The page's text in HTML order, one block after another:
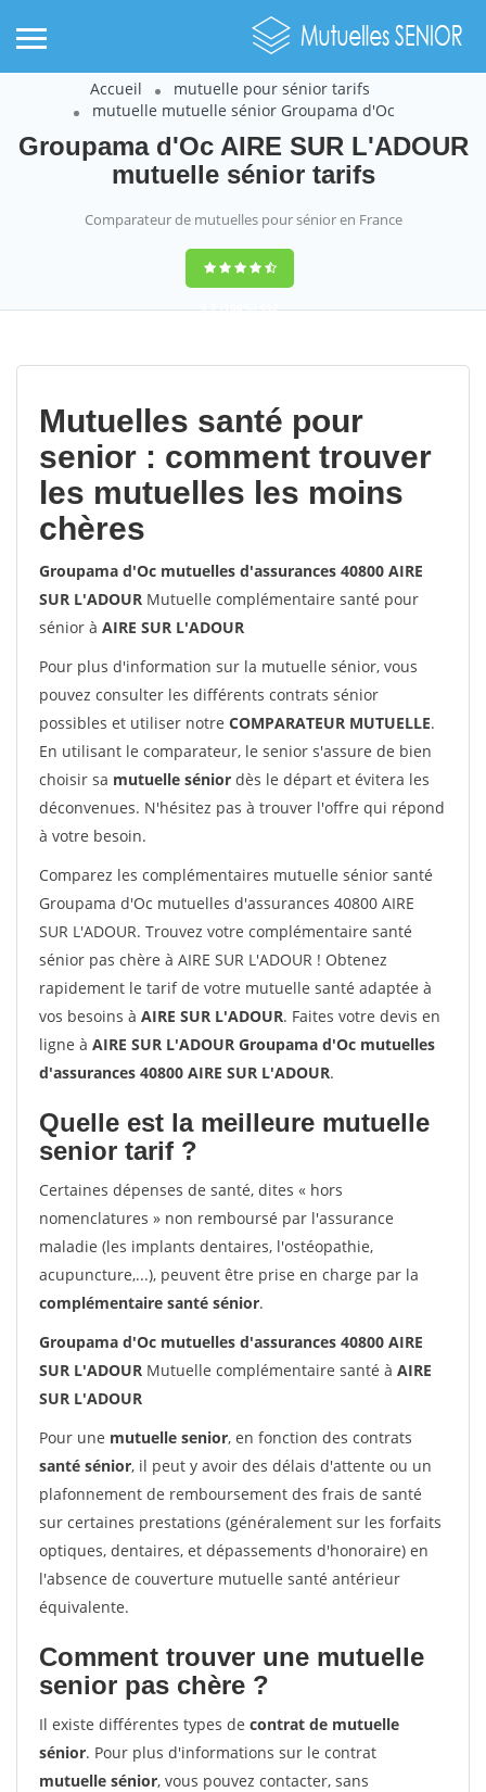
Accueil
mutuelle pour sénior tarifs
mutuelle mutuelle sénior Groupama d'Oc
Groupama d'Oc AIRE SUR L'ADOUR
mutuelle sénior tarifs
Comparateur de mutuelles pour sénior en France
9,2(100%)452
Mutuelles santé pour
senior : comment trouver
les mutuelles les moins
chères
Groupama d'Oc mutuelles d'assurances 40800 AIRE
SUR L'ADOUR Mutuelle complémentaire santé pour
sénior à AIRE SUR L'ADOUR
Pour plus d'information sur la mutuelle sénior, vous
pouvez consulter les différents contrats sénior
possibles et utiliser notre COMPARATEUR MUTUELLE.
En utilisant le comparateur, le senior s'assure de bien
choisir sa mutuelle sénior dès le départ et évitera les
déconvenues. N'hésitez pas à trouver l'offre qui répond
à votre besoin.
Comparez les complémentaires mutuelle sénior santé
Groupama d'Oc mutuelles d'assurances 40800 AIRE
SUR L'ADOUR. Trouvez votre complémentaire santé
sénior pas chère à AIRE SUR L'ADOUR ! Obtenez
rapidement le tarif de votre mutuelle santé adaptée à
vos besoins à AIRE SUR L'ADOUR. Faites votre devis en
ligne à AIRE SUR L'ADOUR Groupama d'Oc mutuelles
d'assurances 40800 AIRE SUR L'ADOUR.
Quelle est la meilleure mutuelle
senior tarif ?
Certaines dépenses de santé, dites « hors
nomenclatures » non remboursé par l'assurance
maladie (les implants dentaires, l'ostéopathie,
acupuncture,...), peuvent être prise en charge par la
complémentaire santé sénior.
Groupama d'Oc mutuelles d'assurances 40800 AIRE
SUR L'ADOUR Mutuelle complémentaire santé à AIRE
SUR L'ADOUR
Pour une mutuelle senior, en fonction des contrats
santé sénior, il peut y avoir des délais d'attente ou un
plafonnement de remboursement des frais de santé
sur certaines prestations (généralement sur les forfaits
optiques, dentaires, et dépassements d'honoraire) en
l'absence de couverture mutuelle santé antérieur
équivalente.
Comment trouver une mutuelle
senior pas chère ?
Il existe différentes types de contrat de mutuelle
sénior. Pour plus d'informations sur le contrat
mutuelle sénior, vous pouvez contacter, sans